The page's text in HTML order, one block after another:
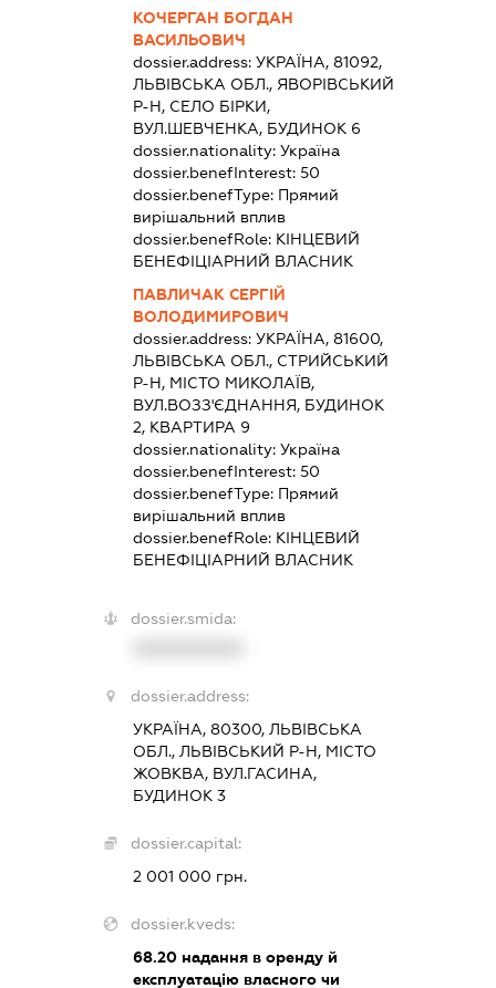
КОЧЕРГАН БОГДАН
ВАСИЛЬОВИЧ
dossier.address: УКРАЇНА, 81092,
ЛЬВІВСЬКА ОБЛ., ЯВОРІВСЬКИЙ
Р-Н, СЕЛО БІРКИ,
ВУЛ.ШЕВЧЕНКА, БУДИНОК 6
dossier.nationality: Україна
dossier.benefInterest: 50
dossier.benefType: Прямий
вирішальний вплив
dossier.benefRole: КІНЦЕВИЙ
БЕНЕФІЦІАРНИЙ ВЛАСНИК
ПАВЛИЧАК СЕРГІЙ
ВОЛОДИМИРОВИЧ
dossier.address: УКРАЇНА, 81600,
ЛЬВІВСЬКА ОБЛ., СТРИЙСЬКИЙ
Р-Н, МІСТО МИКОЛАЇВ,
ВУЛ.ВОЗЗ'ЄДНАННЯ, БУДИНОК
2, КВАРТИРА 9
dossier.nationality: Україна
dossier.benefInterest: 50
dossier.benefType: Прямий
вирішальний вплив
dossier.benefRole: КІНЦЕВИЙ
БЕНЕФІЦІАРНИЙ ВЛАСНИК
dossier.smida:
dossier.address:
УКРАЇНА, 80300, ЛЬВІВСЬКА
ОБЛ., ЛЬВІВСЬКИЙ Р-Н, МІСТО
ЖОВКВА, ВУЛ.ГАСИНА,
БУДИНОК 3
dossier.capital:
2 001 000 грн.
dossier.kveds:
68.20надання в оренду й
експлуатацію власного чи